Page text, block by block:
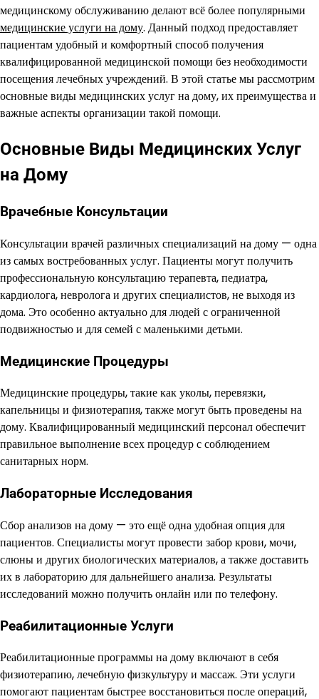
медицинскому обслуживанию делают всё более популярными
медицинские услуги на дому. Данный подход предоставляет
пациентам удобный и комфортный способ получения
квалифицированной медицинской помощи без необходимости
посещения лечебных учреждений. В этой статье мы рассмотрим
основные виды медицинских услуг на дому, их преимущества и
важные аспекты организации такой помощи.
Основные Виды Медицинских Услуг
на Дому
Врачебные Консультации
Консультации врачей различных специализаций на дому — одна
из самых востребованных услуг. Пациенты могут получить
профессиональную консультацию терапевта, педиатра,
кардиолога, невролога и других специалистов, не выходя из
дома. Это особенно актуально для людей с ограниченной
подвижностью и для семей с маленькими детьми.
Медицинские Процедуры
Медицинские процедуры, такие как уколы, перевязки,
капельницы и физиотерапия, также могут быть проведены на
дому. Квалифицированный медицинский персонал обеспечит
правильное выполнение всех процедур с соблюдением
санитарных норм.
Лабораторные Исследования
Сбор анализов на дому — это ещё одна удобная опция для
пациентов. Специалисты могут провести забор крови, мочи,
слюны и других биологических материалов, а также доставить
их в лабораторию для дальнейшего анализа. Результаты
исследований можно получить онлайн или по телефону.
Реабилитационные Услуги
Реабилитационные программы на дому включают в себя
физиотерапию, лечебную физкультуру и массаж. Эти услуги
помогают пациентам быстрее восстановиться после операций,